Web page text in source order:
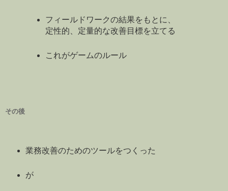
フィールドワークの結果をもとに、
定性的、定量的な改善目標を立てる
これがゲームのルール
その後
業務改善のためのツールをつくった
が